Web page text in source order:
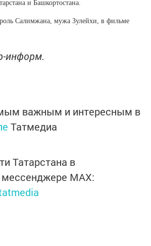
и Башкортостана.
Салимжана, мужа Зулейхи, в фильме
информ.
важным и интересным в
Татмедиа
Татарстана в
MАХ: